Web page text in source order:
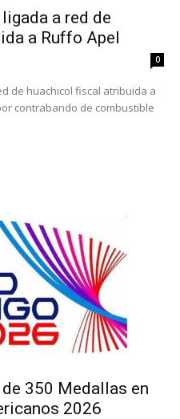
a red de
a Ruffo Apel
0
de huachicol fiscal atribuida a
contrabando de combustible
350 Medallas en
2026